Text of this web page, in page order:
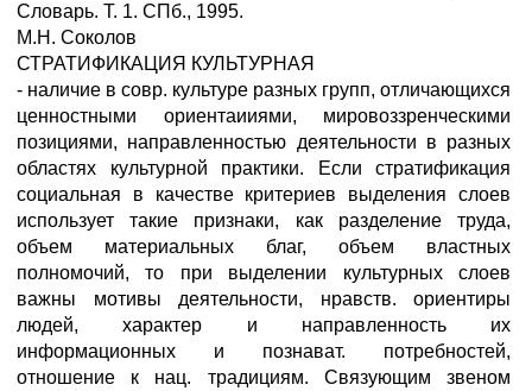
Словарь. Т. 1. СПб., 1995.
М.Н. Соколов
СТРАТИФИКАЦИЯ КУЛЬТУРНАЯ
- наличие в совр. культуре разных групп, отличающихся
ценностными ориентаииями, мировоззренческими
позициями, направленностью деятельности в разных
областях культурной практики. Если стратификация
социальная в качестве критериев выделения слоев
использует такие признаки, как разделение труда,
объем материальных благ, объем властных
полномочий, то при выделении культурных слоев
важны мотивы деятельности, нравств. ориентиры
людей, характер и направленность их
информационных и познават. потребностей,
отношение к нац. традициям. Связующим звеном